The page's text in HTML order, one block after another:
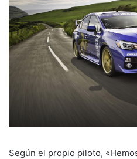
Según el propio piloto,